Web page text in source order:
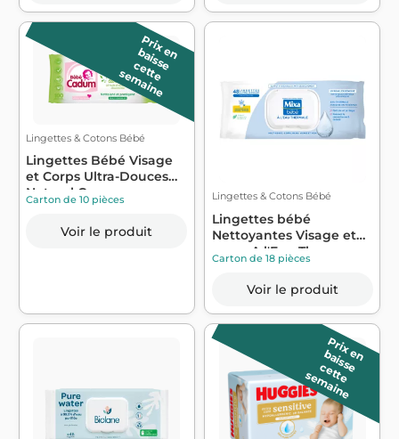
P
r
ix
e
n b
a
is
s
e
c
e
t
t
e
s
e
m
a
in
e
Lingettes & Cotons Bébé
Lingettes Bébé Visage
et Corps Ultra-Douces
Natural C...
Carton de 10 pièces
Voir le produit
Lingettes & Cotons Bébé
Lingettes bébé
Nettoyantes Visage et
corps A l'Eau Th...
Carton de 18 pièces
Voir le produit
P
r
ix
e
n b
a
is
s
e
c
e
t
t
e
s
e
m
a
in
e